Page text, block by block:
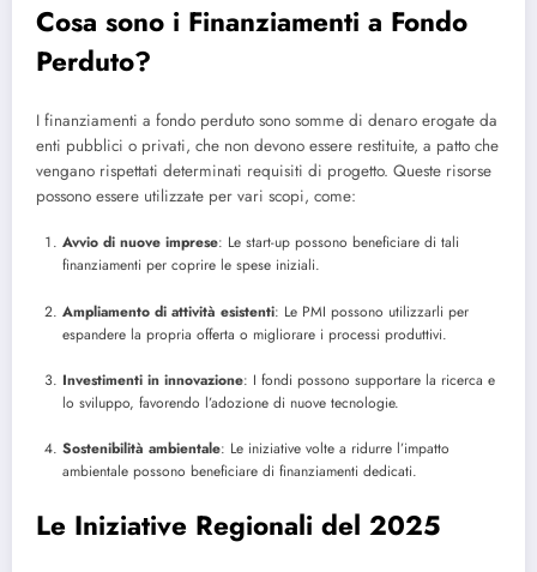
Cosa sono i Finanziamenti a Fondo
Perduto?
I finanziamenti a fondo perduto sono somme di denaro erogate da
enti pubblici o privati, che non devono essere restituite, a patto che
vengano rispettati determinati requisiti di progetto. Queste risorse
possono essere utilizzate per vari scopi, come:
Avvio di nuove imprese: Le start-up possono beneficiare di tali
finanziamenti per coprire le spese iniziali.
Ampliamento di attività esistenti: Le PMI possono utilizzarli per
espandere la propria offerta o migliorare i processi produttivi.
Investimenti in innovazione: I fondi possono supportare la ricerca e
lo sviluppo, favorendo l’adozione di nuove tecnologie.
Sostenibilità ambientale: Le iniziative volte a ridurre l’impatto
ambientale possono beneficiare di finanziamenti dedicati.
Le Iniziative Regionali del 2025